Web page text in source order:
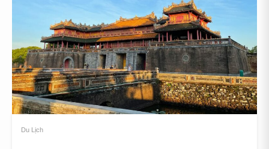
Thú
Vị
Không
Nên
Bỏ
Qua
Vân
Du Lịch